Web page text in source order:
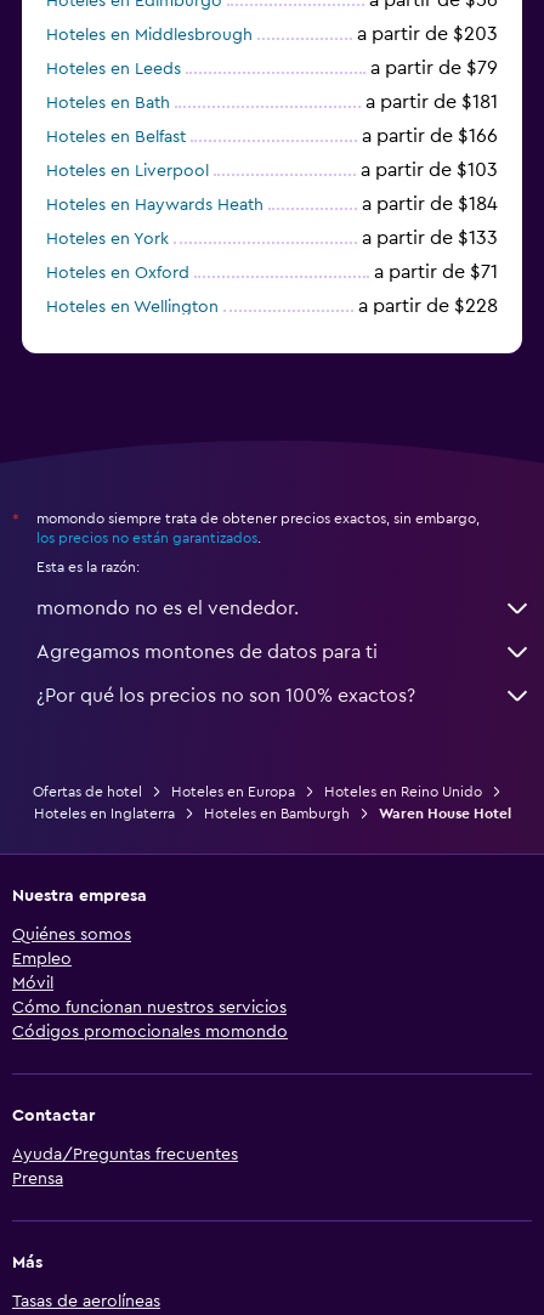
Hoteles en Middlesbrough a partir de $203
Hoteles en Leeds a partir de $79
Hoteles en Bath a partir de $181
Hoteles en Belfast a partir de $166
Hoteles en Liverpool a partir de $103
Hoteles en Haywards Heath a partir de $184
Hoteles en York a partir de $133
Hoteles en Oxford a partir de $71
Hoteles en Wellington a partir de $228
*
momondo siempre trata de obtener precios exactos, sin embargo,
los precios no están garantizados
Esta es la razón:
momondo no es el vendedor.
Agregamos montones de datos para ti
¿Por qué los precios no son 100% exactos?
Ofertas de hotel Hoteles en Europa
Hoteles en Reino Unido
Hoteles en Inglaterra
Hoteles en Bamburgh Waren House Hotel
Nuestra empresa
Quiénes somos
Empleo
Móvil
Cómo funcionan nuestros servicios
Códigos promocionales momondo
Contactar
Ayuda/Preguntas frecuentes
Prensa
Más
Tasas de aerolíneas